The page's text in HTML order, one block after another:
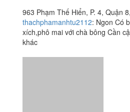
963 Phạm Thế Hiển, P. 4, Quận
thachphamanhtu2112: Ngon Có
xích,phô mai với chà bông Cần
khác